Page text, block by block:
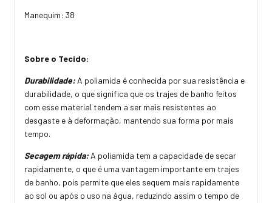
Manequim: 38
Sobre o Tecido:
Durabilidade: A poliamida é conhecida por sua resistência e
durabilidade, o que significa que os trajes de banho feitos
com esse material tendem a ser mais resistentes ao
desgaste e à deformação, mantendo sua forma por mais
tempo.
Secagem rápida: A poliamida tem a capacidade de secar
rapidamente, o que é uma vantagem importante em trajes
de banho, pois permite que eles sequem mais rapidamente
ao sol ou após o uso na água, reduzindo assim o tempo de